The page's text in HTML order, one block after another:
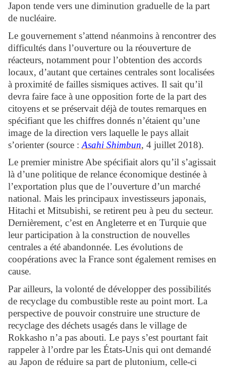
Japon tende vers une diminution graduelle de la part
de nucléaire.
Le gouvernement s’attend néanmoins à rencontrer des
difficultés dans l’ouverture ou la réouverture de
réacteurs, notamment pour l’obtention des accords
locaux, d’autant que certaines centrales sont localisées
à proximité de failles sismiques actives. Il sait qu’il
devra faire face à une opposition forte de la part des
citoyens et se préservait déjà de toutes remarques en
spécifiant que les chiffres donnés n’étaient qu’une
image de la direction vers laquelle le pays allait
s’orienter (source : Asahi Shimbun, 4 juillet 2018).
Le premier ministre Abe spécifiait alors qu’il s’agissait
là d’une politique de relance économique destinée à
l’exportation plus que de l’ouverture d’un marché
national. Mais les principaux investisseurs japonais,
Hitachi et Mitsubishi, se retirent peu à peu du secteur.
Dernièrement, c’est en Angleterre et en Turquie que
leur participation à la construction de nouvelles
centrales a été abandonnée. Les évolutions de
coopérations avec la France sont également remises en
cause.
Par ailleurs, la volonté de développer des possibilités
de recyclage du combustible reste au point mort. La
perspective de pouvoir construire une structure de
recyclage des déchets usagés dans le village de
Rokkasho n’a pas abouti. Le pays s’est pourtant fait
rappeler à l’ordre par les États-Unis qui ont demandé
au Japon de réduire sa part de plutonium, celle-ci